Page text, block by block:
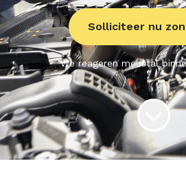
Solliciteer nu
We reageren meestal